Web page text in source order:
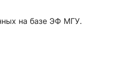
на базе ЭФ МГУ.